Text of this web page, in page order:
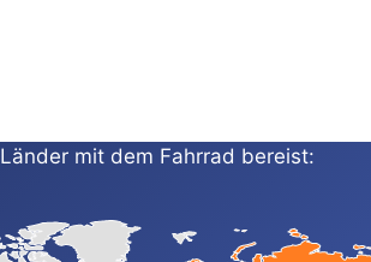
Länder mit dem Fahrrad bereist: